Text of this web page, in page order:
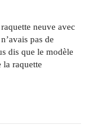
neuve avec
pas de
dis que le modèle
la raquette